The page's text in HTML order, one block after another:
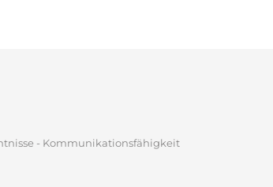
- Kommunikationsfähigkeit